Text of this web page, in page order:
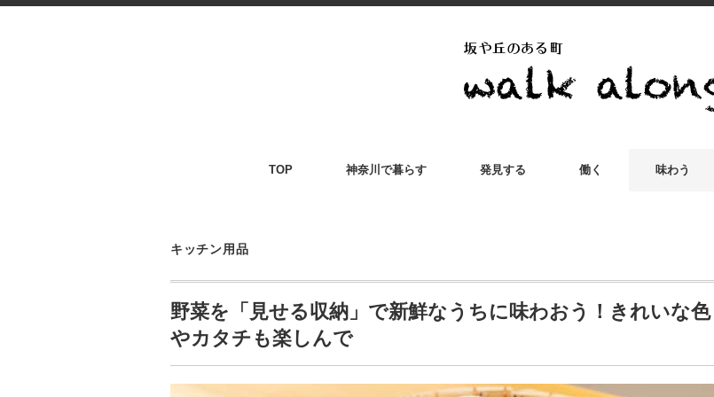
TOP 神奈川で暮らす 発見する 働く 味わう
キッチン用品
野菜を「見せる収納」で新鮮なうちに味わおう！きれいな色
やカタチも楽しんで